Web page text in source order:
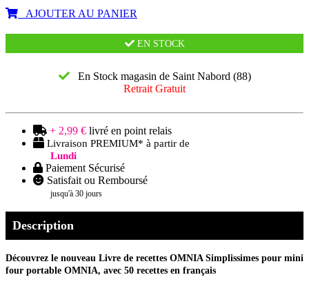
AJOUTER AU PANIER
EN STOCK
En Stock magasin de Saint Nabord (88)
Retrait Gratuit
+ 2,99 € livré en point relais
Livraison PREMIUM* à partir de
Lundi
Paiement Sécurisé
Satisfait ou Remboursé
jusqu'à 30 jours
Description
Découvrez le nouveau Livre de recettes OMNIA Simplissimes pour mini
four portable OMNIA, avec 50 recettes en français